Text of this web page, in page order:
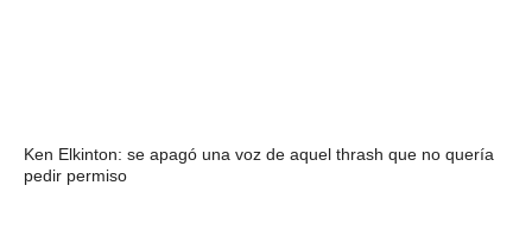
Ken Elkinton: se apagó una voz de aquel thrash que no quería
pedir permiso